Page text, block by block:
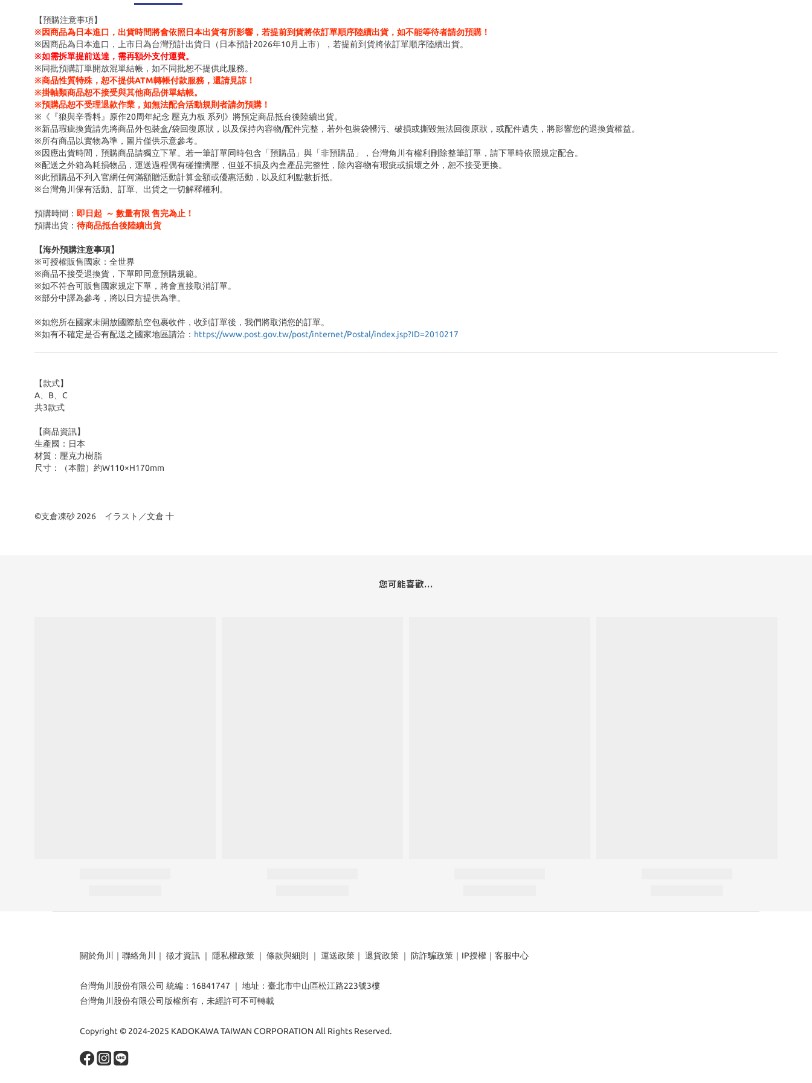
【預購注意事項】
※因商品為日本進口，出貨時間將會依照日本出貨有所影響，若提前到貨將依訂單順序陸續出貨，如不能等待者請勿預購！
※因商品為日本進口，上市日為台灣預計出貨日（日本預計2026年10月上市），若提前到貨將依訂單順序陸續出貨。
※如需拆單提前送達，需再額外支付運費。
※同批預購訂單開放混單結帳，如不同批恕不提供此服務。
※商品性質特殊，恕不提供ATM轉帳付款服務，還請見諒！
※掛軸類商品恕不接受與其他商品併單結帳。
※預購品恕不受理退款作業，如無法配合活動規則者請勿預購！
※《『狼與辛香料』原作20周年紀念 壓克力板 系列》將預定商品抵台後陸續出貨。
※新品瑕疵換貨請先將商品外包裝盒/袋回復原狀，以及保持內容物/配件完整，若外包裝袋髒污、破損或撕毀無法回復原狀，或配件遺失，將影響您的退換貨權益。
※所有商品以實物為準，圖片僅供示意參考。
※因應出貨時間，預購商品請獨立下單。若一筆訂單同時包含「預購品」與「非預購品」，台灣角川有權利刪除整筆訂單，請下單時依照規定配合。
※配送之外箱為耗損物品，運送過程偶有碰撞擠壓，但並不損及內盒產品完整性，除內容物有瑕疵或損壞之外，恕不接受更換。
※此預購品不列入官網任何滿額贈活動計算金額或優惠活動，以及紅利點數折抵。
※台灣角川保有活動、訂單、出貨之一切解釋權利。
預購時間： 即日起 ～ 數量有限 售完為止！
預購出貨： 待商品抵台後陸續出貨
【海外預購注意事項】
※可授權販售國家：全世界
※商品不接受退換貨，下單即同意預購規範。
※如不符合可販售國家規定下單，將會直接取消訂單。
※部分中譯為參考，將以日方提供為準。
※如您所在國家未開放國際航空包裹收件，收到訂單後，我們將取消您的訂單。
※如有不確定是否有配送之國家地區請洽： https://www.post.gov.tw/post/internet/Postal/index.jsp?ID=2010217
【款式】
A、B、C
共3款式
【商品資訊】
生產國：日本
材質：壓克力樹脂
尺寸：（本體）約W110×H170mm
©支倉凍砂 2026 イラスト／文倉 十
您可能喜歡...
關於角川 ｜ 聯絡角川 ｜ 徵才資訊 ｜ 隱私權政策 ｜ 條款與細則 ｜ 運送政策 ｜ 退貨政策 ｜ 防詐騙政策 ｜ IP授權 ｜ 客服中心
台灣角川股份有限公司 統編：16841747 ｜ 地址：臺北市中山區松江路223號3樓
台灣角川股份有限公司版權所有，未經許可不可轉載
Copyright © 2024-2025 KADOKAWA TAIWAN CORPORATION All Rights Reserved.